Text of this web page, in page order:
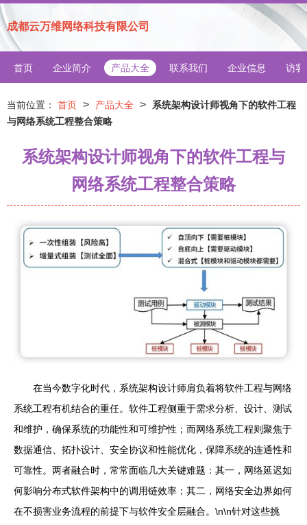
成都云万维网络科技有限公司
首页 企业简介 产品大全 联系我们 企业信息 访客
当前位置： 首页 > 产品大全 >
系统架构设计师视角下的软件工程
与网络系统工程整合策略
系统架构设计师视角下的软件工程与
网络系统工程整合策略
在当今数字化时代，系统架构设计师肩负着将软件工程与网络
系统工程有机结合的重任。软件工程侧重于需求分析、设计、测试
和维护，确保系统的功能性和可维护性；而网络系统工程则聚焦于
数据通信、拓扑设计、安全协议和性能优化，保障系统的连通性和
可靠性。两者融合时，常常面临几大关键难题：其一，网络延迟如
何影响分布式软件架构中的调用链效率；其二，网络安全边界如何
在不损害业务流程的前提下与软件安全层融合。\n\n针对这些挑